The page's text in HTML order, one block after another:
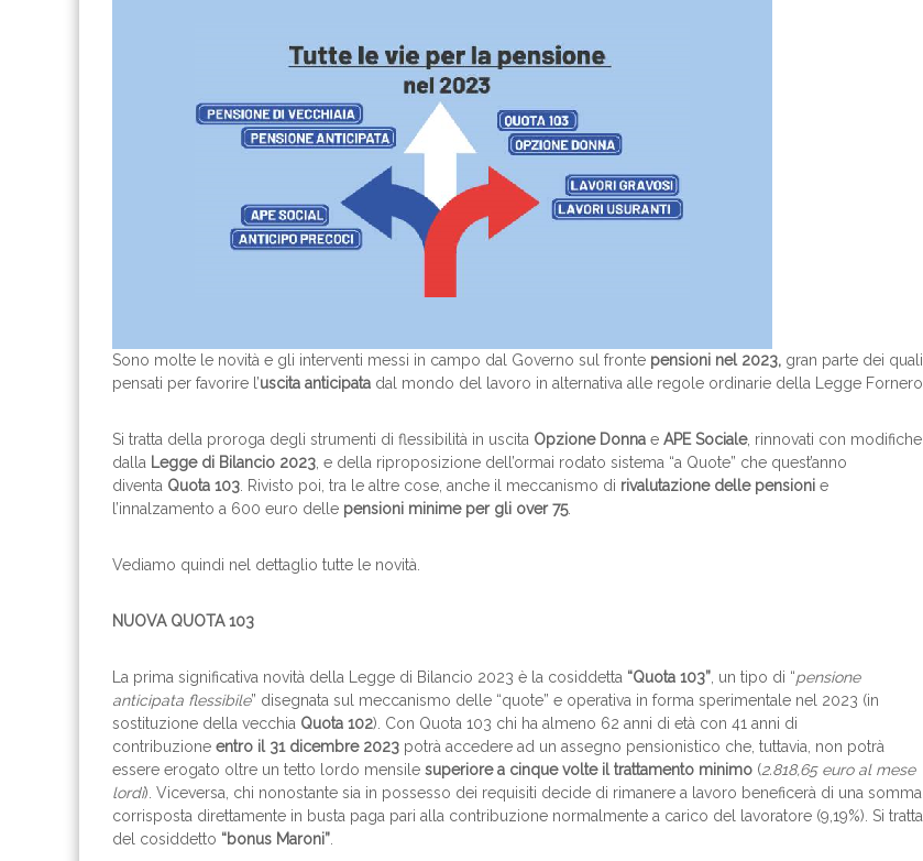
Sono molte le novità e gli interventi messi in campo dal Governo sul fronte pensioni nel 2023, gran parte dei quali
pensati per favorire l’uscita anticipata dal mondo del lavoro in alternativa alle regole ordinarie della Legge Fornero.
Si tratta della proroga degli strumenti di flessibilità in uscita Opzione Donna e APE Sociale, rinnovati con modifiche
dalla Legge di Bilancio 2023 , e della riproposizione dell’ormai rodato sistema “a Quote” che quest’anno
diventa Quota 103 . Rivisto poi, tra le altre cose, anche il meccanismo di rivalutazione delle pensioni e
l’innalzamento a 600 euro delle pensioni minime per gli over 75.
Vediamo quindi nel dettaglio tutte le novità.
NUOVA QUOTA 103
La prima significativa novità della Legge di Bilancio 2023 è la cosiddetta “Quota 103” , un tipo di “pensione
anticipata flessibile” disegnata sul meccanismo delle “quote” e operativa in forma sperimentale nel 2023 (in
sostituzione della vecchia Quota 102). Con Quota 103 chi ha almeno 62 anni di età con 41 anni di
contribuzione entro il 31 dicembre 2023 potrà accedere ad un assegno pensionistico che, tuttavia, non potrà
essere erogato oltre un tetto lordo mensile superiore a cinque volte il trattamento minimo (2.818,65 euro al mese
lordi). Viceversa, chi nonostante sia in possesso dei requisiti decide di rimanere a lavoro beneficerà di una somma
corrisposta direttamente in busta paga pari alla contribuzione normalmente a carico del lavoratore (9,19%). Si tratta
del cosiddetto “bonus Maroni”